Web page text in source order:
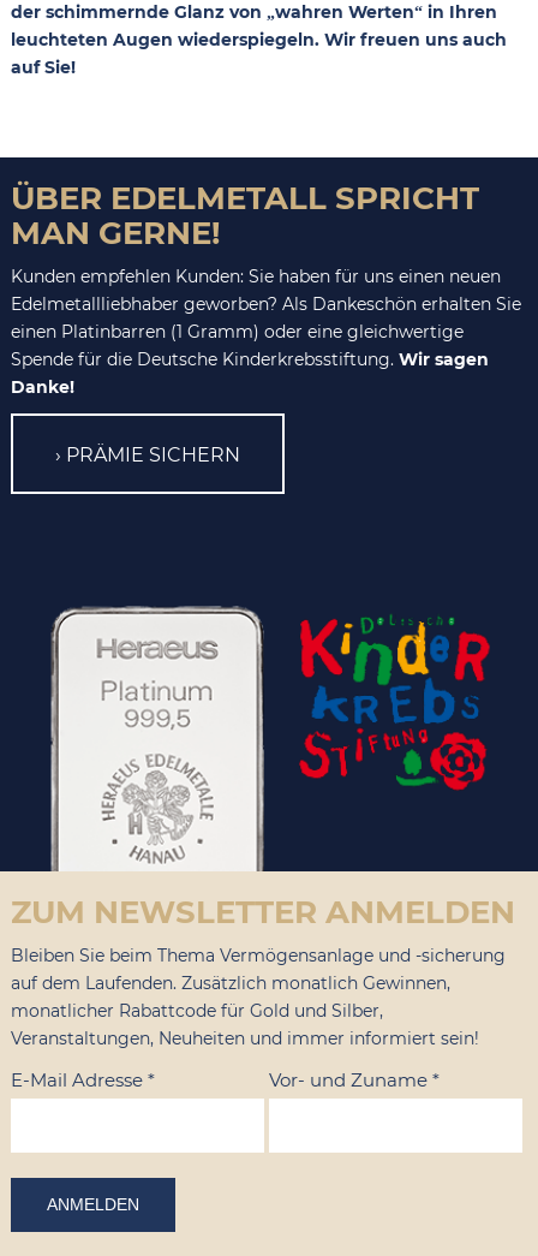
der schimmernde Glanz von „wahren Werten“ in Ihren
leuchteten Augen wiederspiegeln. Wir freuen uns auch
auf Sie!
ÜBER EDELMETALL SPRICHT
MAN GERNE!
Kunden empfehlen Kunden: Sie haben für uns einen neuen
Edelmetallliebhaber geworben? Als Dankeschön erhalten Sie
einen Platinbarren (1 Gramm) oder eine gleichwertige
Spende für die Deutsche Kinderkrebsstiftung. Wir sagen
Danke!
PRÄMIE SICHERN
ZUM NEWSLETTER ANMELDEN
Bleiben Sie beim Thema Vermögensanlage und -sicherung
auf dem Laufenden. Zusätzlich monatlich Gewinnen,
monatlicher Rabattcode für Gold und Silber,
Veranstaltungen, Neuheiten und immer informiert sein!
E-Mail Adresse * Vor- und Zuname *